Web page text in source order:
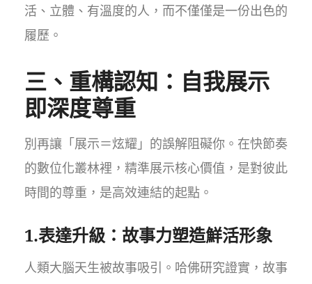
活、立體、有溫度的人，而不僅僅是一份出色的
履歷。
三、重構認知：自我展示
即深度尊重
別再讓「展示＝炫耀」的誤解阻礙你。在快節奏
的數位化叢林裡，精準展示核心價值，是對彼此
時間的尊重，是高效連結的起點。
1.表達升級：故事力塑造鮮活形象
人類大腦天生被故事吸引。哈佛研究證實，故事